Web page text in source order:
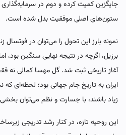
جایگزین کمیت کرده و دوم در سرمایه‌گذاری
ستون‌های اصلی موفقیت بدل شده است.
نمونه بارز این تحول را می‌توان در
برزیل، اگرچه در نتیجه نهایی سنگین بود،
آغاز تاریخی ثبت شد. گل مهسا کمالی نه
ایران به تاریخ جام جهانی بود؛ لحظه‌ای
زیاد باشند، با جسارت و نظم می‌توان بخشی
این روحیه تازه، در کنار رشد تدریجی